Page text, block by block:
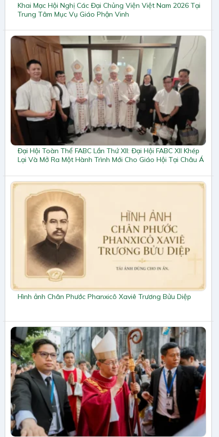
Khai Mạc Hội Nghị Các Đại Chủng Viện Việt Nam 2026 Tại
Trung Tâm Mục Vụ Giáo Phận Vinh
Đại Hội Toàn Thể FABC Lần Thứ XII: Đại Hội FABC XII Khép
Lại Và Mở Ra Một Hành Trình Mới Cho Giáo Hội Tại Châu Á
Hình ảnh Chân Phước Phanxicô Xaviê Trương Bửu Diệp